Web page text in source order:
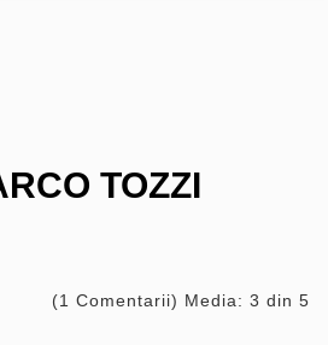
TOZZI
(1 Comentarii) Media: 3 din 5